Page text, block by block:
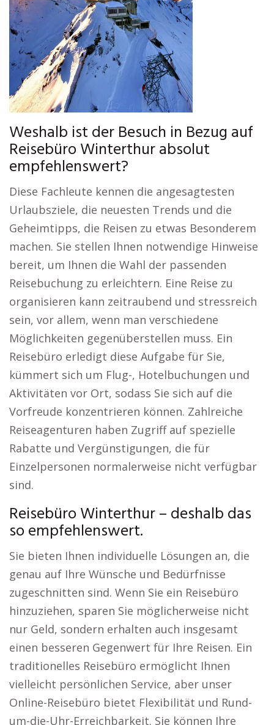
Weshalb ist der Besuch in Bezug auf
Reisebüro Winterthur absolut
empfehlenswert?
Diese Fachleute kennen die angesagtesten
Urlaubsziele, die neuesten Trends und die
Geheimtipps, die Reisen zu etwas Besonderem
machen. Sie stellen Ihnen notwendige Hinweise
bereit, um Ihnen die Wahl der passenden
Reisebuchung zu erleichtern. Eine Reise zu
organisieren kann zeitraubend und stressreich
sein, vor allem, wenn man verschiedene
Möglichkeiten gegenüberstellen muss. Ein
Reisebüro erledigt diese Aufgabe für Sie,
kümmert sich um Flug-, Hotelbuchungen und
Aktivitäten vor Ort, sodass Sie sich auf die
Vorfreude konzentrieren können. Zahlreiche
Reiseagenturen haben Zugriff auf spezielle
Rabatte und Vergünstigungen, die für
Einzelpersonen normalerweise nicht verfügbar
sind.
Reisebüro Winterthur – deshalb das
so empfehlenswert.
Sie bieten Ihnen individuelle Lösungen an, die
genau auf Ihre Wünsche und Bedürfnisse
zugeschnitten sind. Wenn Sie ein Reisebüro
hinzuziehen, sparen Sie möglicherweise nicht
nur Geld, sondern erhalten auch insgesamt
einen besseren Gegenwert für Ihre Reisen. Ein
traditionelles Reisebüro ermöglicht Ihnen
vielleicht persönlichen Service, aber unser
Online-Reisebüro bietet Flexibilität und Rund-
um-die-Uhr-Erreichbarkeit. Sie können Ihre